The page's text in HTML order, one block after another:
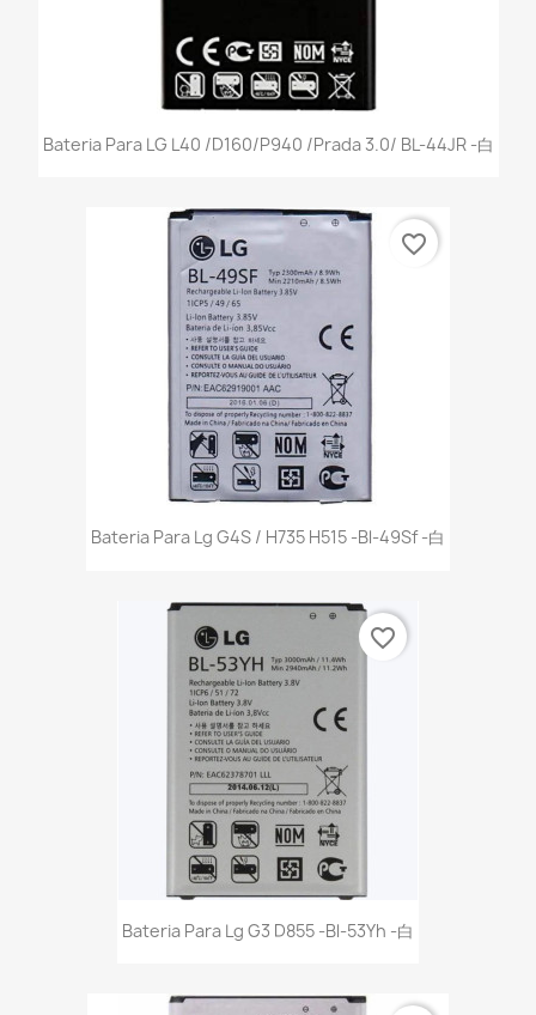
Bateria Para LG L40 /D160/P940 /Prada 3.0/ BL-44JR -白
Bateria Para Lg G4S / H735 H515 -Bl-49Sf -白
favorite_border
Bateria Para Lg G3 D855 -Bl-53Yh -白
favorite_border